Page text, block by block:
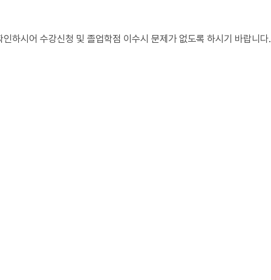
하시어 수강신청 및 졸업학점 이수시 문제가 없도록 하시기 바랍니다.